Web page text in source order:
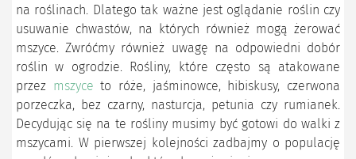
na roślinach. Dlatego tak ważne jest oglądanie roślin czy
usuwanie chwastów, na których również mogą żerować
mszyce. Zwróćmy również uwagę na odpowiedni dobór
roślin w ogrodzie. Rośliny, które często są atakowane
przez mszyce to róże, jaśminowce, hibiskusy, czerwona
porzeczka, bez czarny, nasturcja, petunia czy rumianek.
Decydując się na te rośliny musimy być gotowi do walki z
mszycami. W pierwszej kolejności zadbajmy o populację